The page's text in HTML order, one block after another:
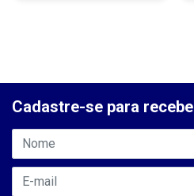
Cadastre-se para